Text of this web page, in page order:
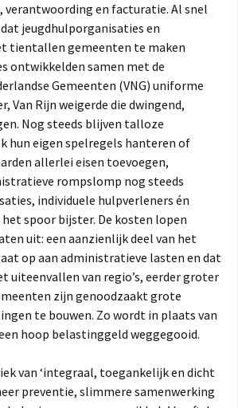
verantwoording en facturatie. Al snel
jeugdhulporganisaties en
tientallen gemeenten te maken
ontwikkelden samen met de
Gemeenten (VNG) uniforme
Van Rijn weigerde die dwingend,
Nog steeds blijven talloze
hun eigen spelregels hanteren of
allerlei eisen toevoegen,
rompslomp nog steeds
individuele hulpverleners én
spoor bijster. De kosten lopen
uit: een aanzienlijk deel van het
op aan administratieve lasten en dat
uiteenvallen van regio’s, eerder groter
zijn genoodzaakt grote
te bouwen. Zo wordt in plaats van
hoop belastinggeld weggegooid.
van ‘integraal, toegankelijk en dicht
preventie, slimmere samenwerking